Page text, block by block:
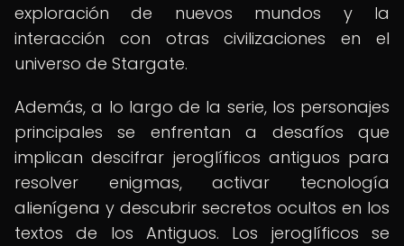
exploración de nuevos mundos y la
interacción con otras civilizaciones en el
universo de Stargate.
Además, a lo largo de la serie, los personajes
principales se enfrentan a desafíos que
implican descifrar jeroglíficos antiguos para
resolver enigmas, activar tecnología
alienígena y descubrir secretos ocultos en los
textos de los Antiguos. Los jeroglíficos se